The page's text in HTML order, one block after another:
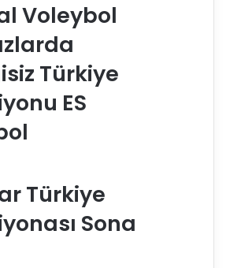
Voleybol
Türkiye
ES
Türkiye
Sona